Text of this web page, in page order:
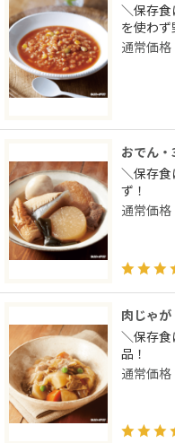
＼保存
を使わず
おでん
＼保存
ず！
肉じゃ
＼保存
品！